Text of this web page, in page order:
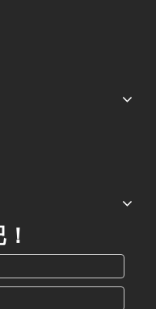
观看了欧能叉车